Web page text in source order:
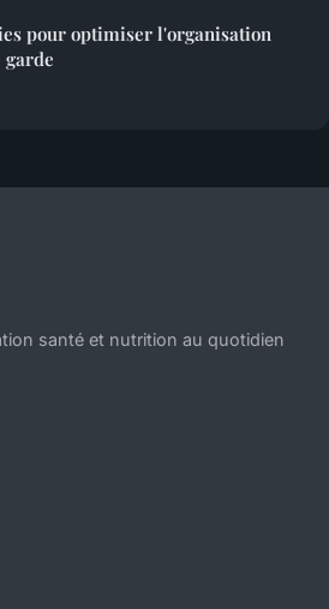
pour optimiser l'organisation
garde
santé et nutrition au quotidien